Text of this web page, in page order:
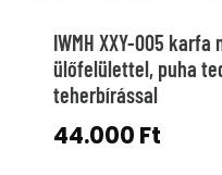
IWMH XXY-005
ülőfelülettel, puha
teherbírással
44.000 Ft